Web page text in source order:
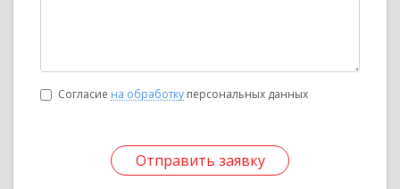
Согласие на обработку персональных данных
Отправить заявку